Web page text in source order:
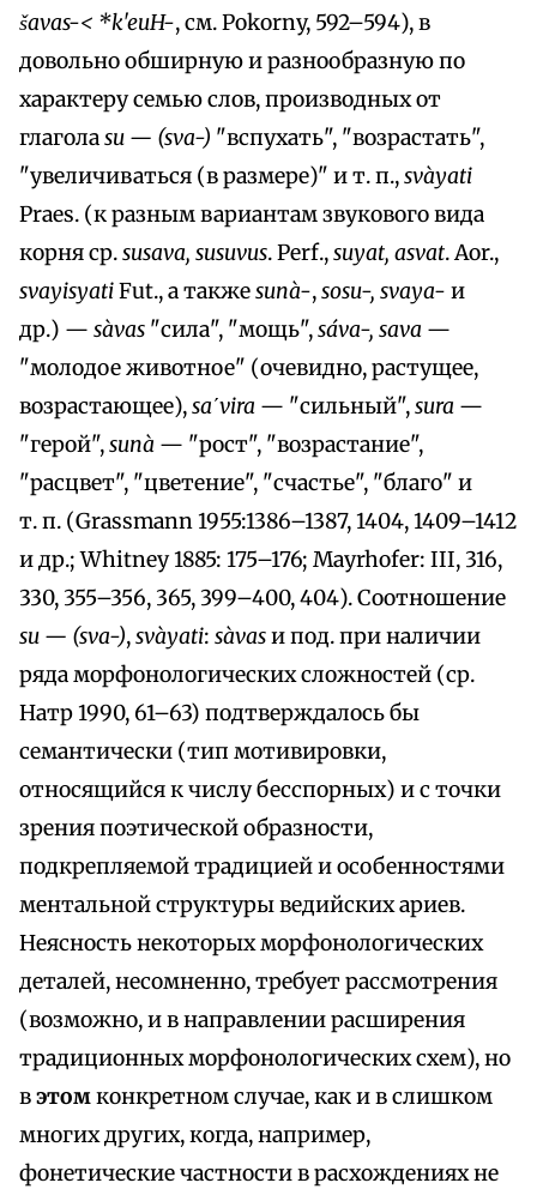
šavas-< *k'euH-, см. Pokorny, 592–594), в
довольно обширную и разнообразную по
характеру семью слов, производных от
глаголаsu — (sva-) "вспухать", "возрастать",
"увеличиваться (в размере)" и т. п.,svàyati
Praes. (к разным вариантам звукового вида
корня ср.susava, susuvus. Perf.,suуat, asvat. Aor.,
svayisyatiFut., a такжеsunà-,sosu-, svaya- и
др.) — sàvas "сила", "мощь",sáva-, sava —
"молодое животное" (очевидно, растущее,
возрастающее),sa´vira — "сильный",sura —
"герой",sunà — "рост", "возрастание",
"расцвет", "цветение", "счастье", "благо" и
т. п. (Grassmann 1955:1386–1387, 1404, 1409–1412
и др.; Whitney 1885: 175–176; Mayrhofer: III, 316,
330, 355–356, 365, 399–400, 404). Соотношение
su — (sva-),svàyati: sàvasи под. при наличии
ряда морфонологических сложностей (ср.
Натр 1990, 61–63) подтверждалось бы
семантически (тип мотивировки,
относящийся к числу бесспорных) и с точки
зрения поэтической образности,
подкрепляемой традицией и особенностями
ментальной структуры ведийских ариев.
Неясность некоторых морфонологических
деталей, несомненно, требует рассмотрения
(возможно, и в направлении расширения
традиционных морфонологических схем), но
вэтомконкретном случае, как и в слишком
многих других, когда, например,
фонетические частности в расхождениях не